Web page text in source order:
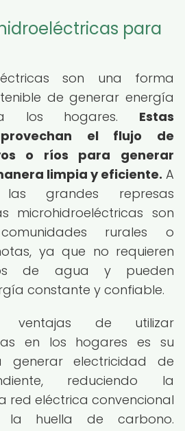
para
son una forma
de generar energía
los hogares. Estas
el flujo de
o ríos para generar
limpia y eficiente. A
grandes represas
microhidroeléctricas son
rurales o
ya que no requieren
de agua y pueden
constante y confiable.
de utilizar
en los hogares es su
generar electricidad de
reduciendo la
red eléctrica convencional
la huella de carbono.